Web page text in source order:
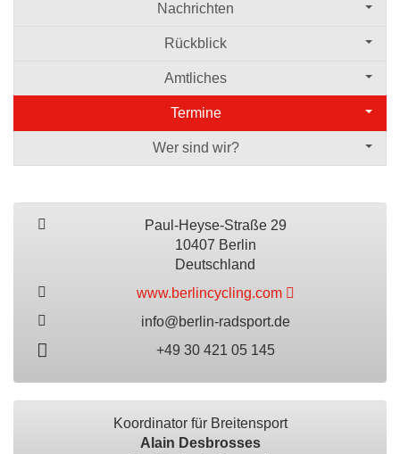
Nachrichten
Rückblick
Amtliches
Termine
Wer sind wir?
Paul-Heyse-Straße 29
10407 Berlin
Deutschland
www.berlincycling.com
info@berlin-radsport.de
+49 30 421 05 145
Koordinator für Breitensport
Alain Desbrosses